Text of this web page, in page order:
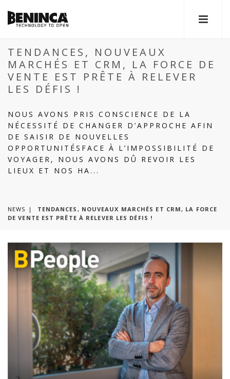
TENDANCES, NOUVEAUX
MARCHÉS ET CRM, LA FORCE DE
VENTE EST PRÊTE À RELEVER
LES DÉFIS !
NOUS AVONS PRIS CONSCIENCE DE LA
NÉCESSITÉ DE CHANGER D’APPROCHE AFIN
DE SAISIR DE NOUVELLES
OPPORTUNITÉSFACE À L’IMPOSSIBILITÉ DE
VOYAGER, NOUS AVONS DÛ REVOIR LES
LIEUX ET NOS HA...
NEWS
TENDANCES, NOUVEAUX MARCHÉS ET CRM, LA FORCE
DE VENTE EST PRÊTE À RELEVER LES DÉFIS !